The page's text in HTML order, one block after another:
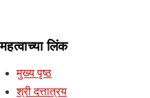
महत्वाच्या लिंक
मुख्य पृष्ठ
श्री दत्तात्रय